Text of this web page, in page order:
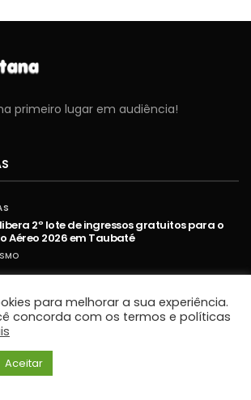
primeiro lugar em audiência!
2º lote de ingressos gratuitos para o
Aéreo 2026 em Taubaté
relativa do ar fica abaixo de 30% em
do Vale do Paraíba
sessões com debates sobre PCD e
para melhorar a sua experiência.
concorda com os termos e políticas
Aceitar